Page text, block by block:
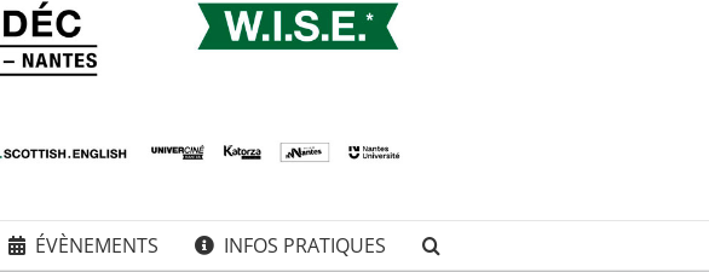
ÉVÈNEMENTS INFOS PRATIQUES